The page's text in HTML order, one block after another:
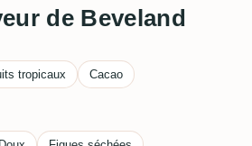
de Beveland
tropicaux Cacao